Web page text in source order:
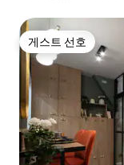
게스트 선호
게스트 선호